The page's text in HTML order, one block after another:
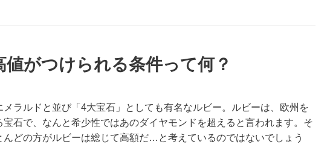
がつけられる条件って何？
ラルドと並び「4大宝石」としても有名なルビー。ルビーは、欧州を
石で、なんと希少性ではあのダイヤモンドを超えると言われます。そ
どの方がルビーは総じて高額だ…と考えているのではないでしょう